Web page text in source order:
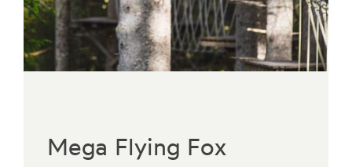
Mega Flying Fox